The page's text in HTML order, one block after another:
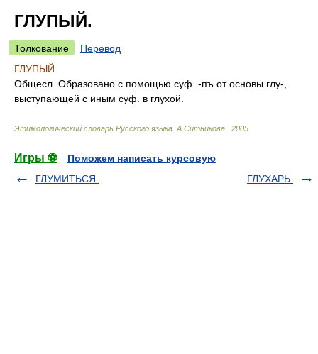
ГЛУПЫЙ.
Толкование
Перевод
ГЛУПЫЙ.
Общесл. Образовано с помощью суф. -пъ от основы глу-,
выступающей с иным суф. в глухой.
Этимологический словарь Русского языка А.Ситникова 2005
Игры ⚽
Поможем написать курсовую
ГЛУМИТЬСЯ.
ГЛУХАРЬ.